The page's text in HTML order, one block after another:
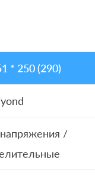
* 250 (290)
/